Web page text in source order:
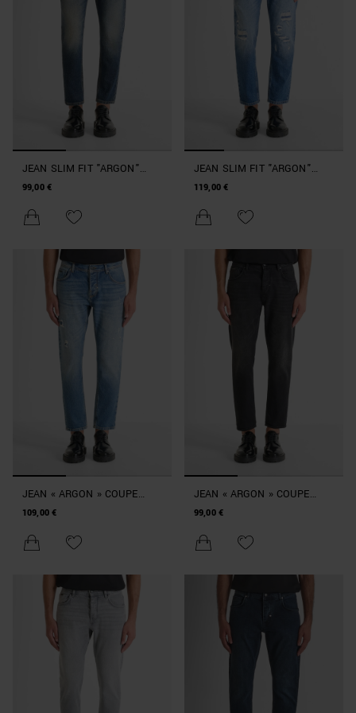
JEAN SLIM FIT "ARGON"
LONGUEUR CHEVILLE
99,00 €
JEAN SLIM FIT "ARGON"
LONGUEUR CHEVILLE AVEC
119,00 €
JEAN « ARGON » COUPE
SLIM LONGUEUR CHEVILLE
109,00 €
JEAN « ARGON » COUPE
SLIM LONGUEUR CHEVILLE
99,00 €